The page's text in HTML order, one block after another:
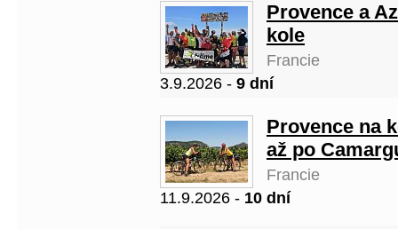
Provence a
kole
Francie
3.9.2026 - 9 dní
Provence na
až po
Francie
11.9.2026 - 10 dní